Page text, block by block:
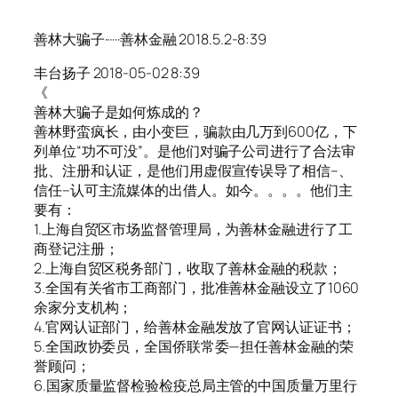
善林大骗子······善林金融 2018.5.2-8:39
丰台扬子 2018-05-02 8:39
《
善林大骗子是如何炼成的？
善林野蛮疯长，由小变巨，骗款由几万到600亿，下
列单位“功不可没”。是他们对骗子公司进行了合法审
批、注册和认证，是他们用虚假宣传误导了相信–、
信任–认可主流媒体的出借人。如今。。。。他们主
要有：
1.上海自贸区市场监督管理局，为善林金融进行了工
商登记注册；
2.上海自贸区税务部门，收取了善林金融的税款；
3.全国有关省市工商部门，批准善林金融设立了1060
余家分支机构；
4.官网认证部门，给善林金融发放了官网认证证书；
5.全国政协委员，全国侨联常委—担任善林金融的荣
誉顾问；
6.国家质量监督检验检疫总局主管的中国质量万里行